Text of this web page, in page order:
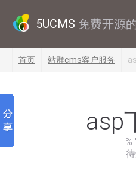
5UCMS 免费开源
首页 站群cms客户服务
asp